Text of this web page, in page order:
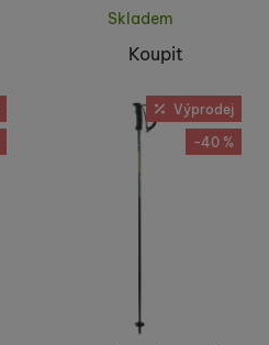
Skladem
Koupit
Výprodej
-40 %